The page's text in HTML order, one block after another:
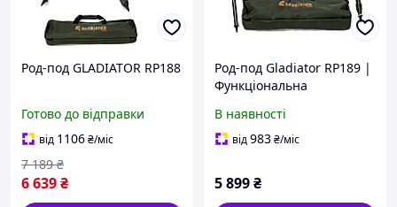
Род-под GLADIATOR RP188
Готово до відправки
від 1106₴/міс
6 639₴
7 189 ₴
Род-под Gladiator RP189 |
Функціональна
одночасного розміщення
4-х вудлищ
В наявності
від983₴/міс
5 899₴